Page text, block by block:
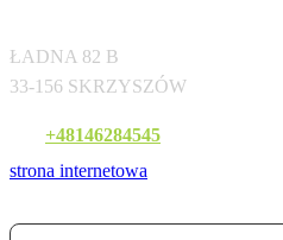
ŁADNA 82 B
33-156 SKRZYSZÓW
+48146284545
strona internetowa